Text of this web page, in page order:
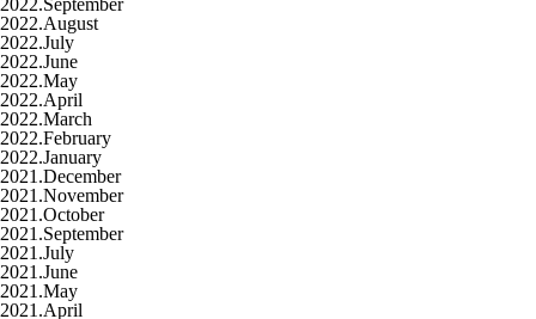
2022.September
2022.August
2022.July
2022.June
2022.May
2022.April
2022.March
2022.February
2022.January
2021.December
2021.November
2021.October
2021.September
2021.July
2021.June
2021.May
2021.April